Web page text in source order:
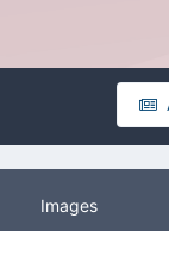
Images